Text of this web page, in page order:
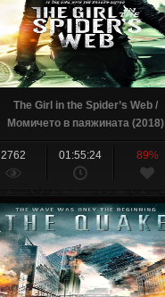
The Girl in the Spider’s Web /
Момичето в паяжината (2018)
2762 01:55:24 89%